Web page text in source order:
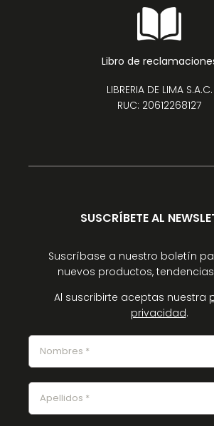
Libro de
LIBRERIA DE LIMA S.A.C.
RUC: 20612268127
SUSCRÍBETE AL
Suscríbase a nuestro boletín
nuevos productos,
Al suscribirte aceptas nuestra
privacidad.